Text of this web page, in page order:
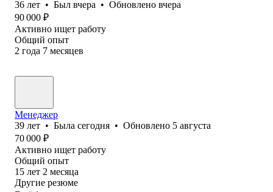
36 лет • Был вчера • Обновлено вчера
90 000 ₽
Активно ищет работу
Общий опыт
2 года 7 месяцев
Менеджер
39 лет • Была сегодня • Обновлено 5 августа
70 000 ₽
Активно ищет работу
Общий опыт
15 лет 2 месяца
Другие резюме